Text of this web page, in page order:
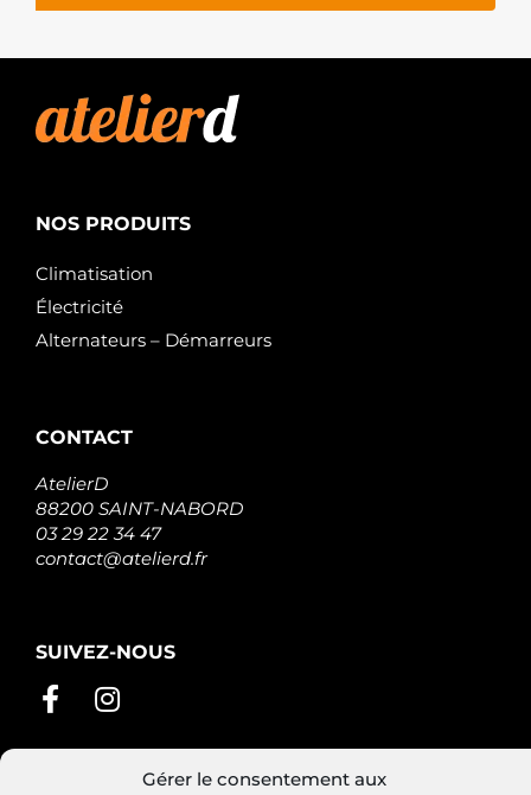
Gérer le consentement aux
NOS PRODUITS
Climatisation
Électricité
Alternateurs – Démarreurs
CONTACT
AtelierD
88200 SAINT-NABORD
03 29 22 34 47
contact@atelierd.fr
SUIVEZ-NOUS